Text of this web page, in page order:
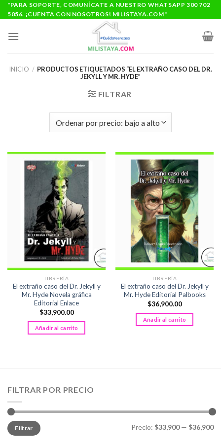
Saltar
al
"PARA SOPORTE, COMUNÍCATE A NUESTRO WHATSAPP 300 702
5056. ¡CUENTA CON NOSOTROS! MILISTAYA.COM"
INICIO / PRODUCTOS ETIQUETADOS “EL EXTRAÑO CASO DEL DR.
JEKYLL Y MR. HYDE”
FILTRAR
LIBRERÍA
El extraño caso del Dr. Jekyll y
Mr. Hyde Novela gráfica
Editorial Enlace
$33,900.00
Añadir al carrito
LIBRERÍA
El extraño caso del Dr. Jekyll y
Mr. Hyde Editorial Palbooks
$36,900.00
Añadir al carrito
FILTRAR POR PRECIO
Precio
mínimo
Precio
máximo
Filtrar Precio: $33,900— $36,900